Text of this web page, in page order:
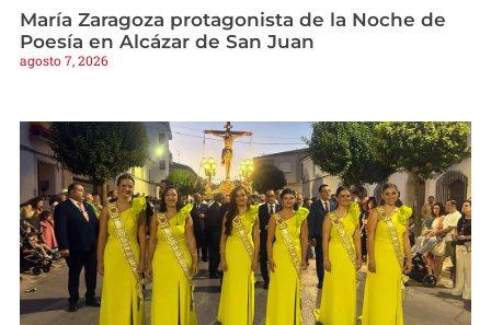
María Zaragoza protagonista de la Noche de
Poesía en Alcázar de San Juan
agosto 7, 2026